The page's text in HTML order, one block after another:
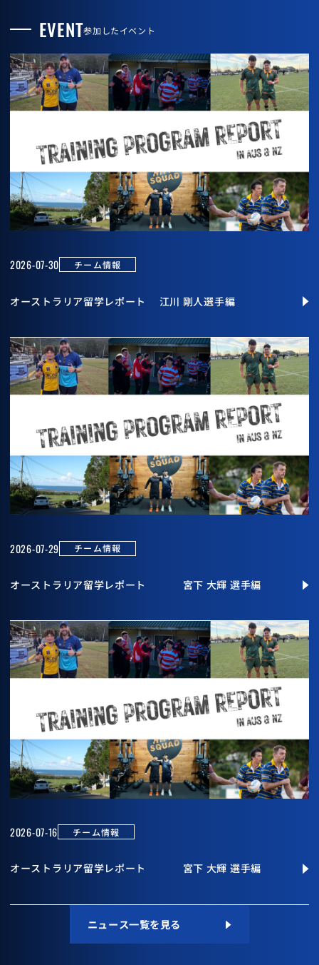
EVENT参加したイベント
2026-07-30 チーム情報
オーストラリア留学レポート 江川 剛人選手編
2026-07-29 チーム情報
オーストラリア留学レポート 宮下 大輝 選手編
2026-07-16 チーム情報
オーストラリア留学レポート 宮下 大輝 選手編
ニュース一覧を見る